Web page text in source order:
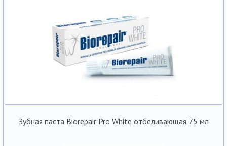
Зубная паста Biorepair Pro White отбеливающая 75 мл